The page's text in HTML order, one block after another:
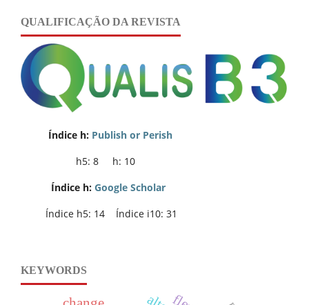
QUALIFICAÇÃO DA REVISTA
Índice h: Publish or Perish
h5: 8 h: 10
Índice h: Google Scholar
Índice h5: 14 Índice i10: 31
KEYWORDS